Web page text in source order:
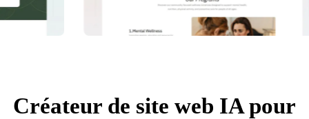
Créateur de site web IA pour